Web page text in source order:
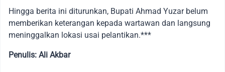
Hingga berita ini diturunkan, Bupati Ahmad Yuzar belum
memberikan keterangan kepada wartawan dan langsung
meninggalkan lokasi usai pelantikan.***
Penulis: Ali Akbar